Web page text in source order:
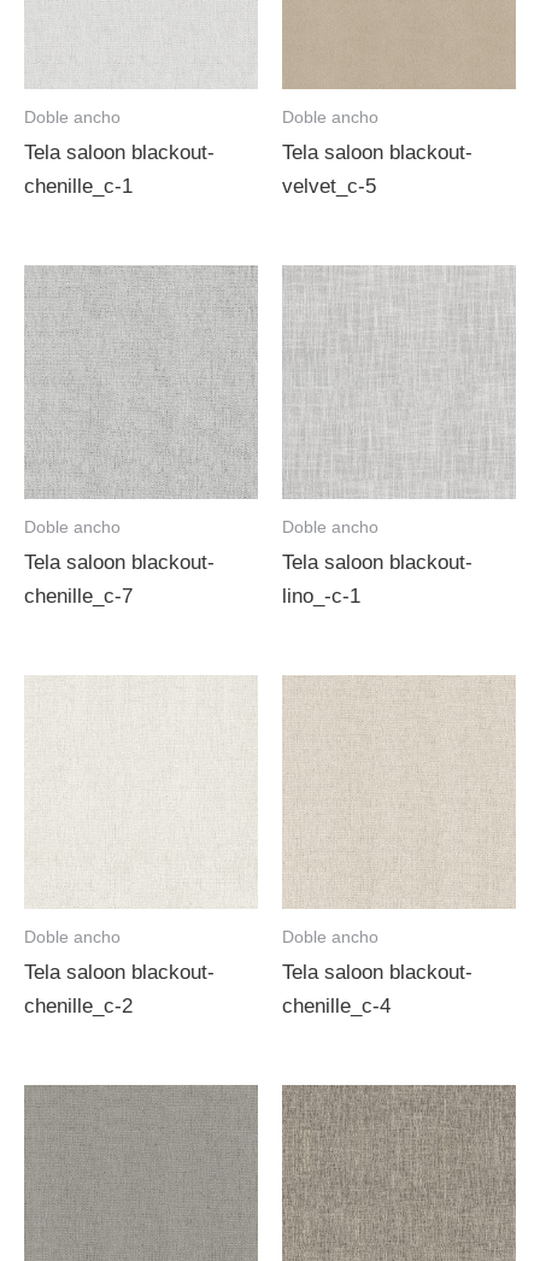
Doble ancho
Tela saloon blackout-
chenille_c-1
Doble ancho
Tela saloon blackout-
velvet_c-5
Doble ancho
Tela saloon blackout-
chenille_c-7
Doble ancho
Tela saloon blackout-
lino_-c-1
Doble ancho
Tela saloon blackout-
chenille_c-2
Doble ancho
Tela saloon blackout-
chenille_c-4